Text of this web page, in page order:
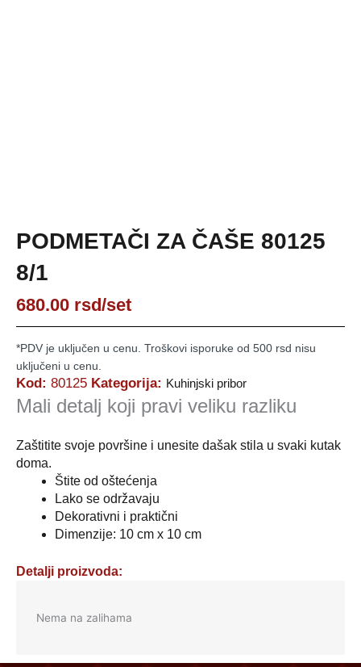
PODMETAČI ZA ČAŠE 80125
8/1
680.00 rsd/set
*PDV je uključen u cenu. Troškovi isporuke od 500 rsd nisu
uključeni u cenu.
Kod: 80125 Kategorija: Kuhinjski pribor
Mali detalj koji pravi veliku razliku
Zaštitite svoje površine i unesite dašak stila u svaki kutak
doma.
Štite od oštećenja
Lako se održavaju
Dekorativni i praktični
Dimenzije: 10 cm x 10 cm
Detalji proizvoda:
Nema na zalihama